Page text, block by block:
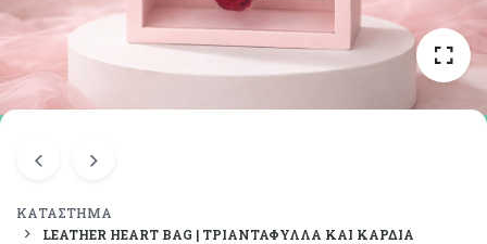
ΚΑΤΆΣΤΗΜΑ
LEATHER ΗEART ΒAG | ΤΡΙΑΝΤΆΦΥΛΛΑ ΚΑΙ ΚΑΡΔΙΆ